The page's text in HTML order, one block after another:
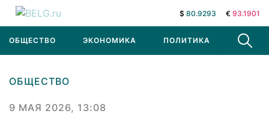
$ 80.9293 € 93.1901
ОБЩЕСТВО ЭКОНОМИКА ПОЛИТИКА В МИРЕ
ОБЩЕСТВО
9 МАЯ 2026, 13:08